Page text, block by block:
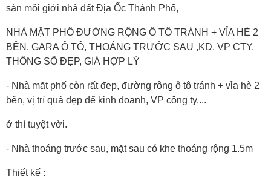
sàn môi giới nhà đất Địa Ốc Thành Phố,
NHÀ MẶT PHỐ ĐƯỜNG RỘNG Ô TÔ TRÁNH + VỈA HÈ 2
BÊN, GARA Ô TÔ, THOÁNG TRƯỚC SAU ,KD, VP CTY,
THÔNG SỐ ĐẸP, GIÁ HỢP LÝ
- Nhà mặt phố còn rất đẹp, đường rộng ô tô tránh + vỉa hè 2
bên, vị trí quá đẹp để kinh doanh, VP công ty....
ở thì tuyệt vời.
- Nhà thoáng trước sau, mặt sau có khe thoáng rộng 1.5m
Thiết kế :